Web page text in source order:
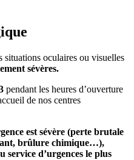
situations oculaires ou visuelles
sévères.
pendant les heures d’ouverture
de nos centres
est sévère (perte brutale
brûlure chimique…),
service d’urgences le plus